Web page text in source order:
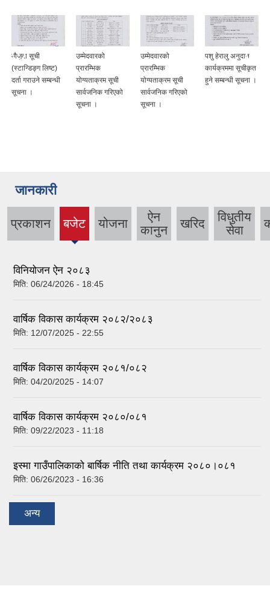
मौजुदा सूची
(स्टान्डिङ्ग लिष्ट)
दर्ता गराउने सम्बन्धी
सूचना ।
उम्मेदवारको
प्रारम्भिक
योग्यताक्रम सूची
सार्वजनिक गरिएको
सूचना ।
उम्मेदवारको
प्रारम्भिक
योग्यताक्रम सूची
सार्वजनिक गरिएको
सूचना ।
पशु हेरालु अनुदान
कार्यक्रममा सूचीकृत
हुने सम्बन्धी सूचना ।
जानकारी
प्रकाशन बजेट
(active
tab)
योजना
ऐन
कानुन
खरिद
विधुतीय
सेवा
विनियोजन ऐन २०८३
मिति: 06/24/2026 - 18:45
वार्षिक विकास कार्यक्रम २०८२/२०८३
मिति: 12/07/2025 - 22:55
वार्षिक विकास कार्यक्रम २०८१/०८२
मिति: 04/20/2025 - 14:07
वार्षिक विकास कार्यक्रम २०८०/०८१
मिति: 09/22/2023 - 11:18
इस्मा गाउँपालिकाको बार्षिक नीति तथा कार्यक्रम २०८०।०८१
मिति: 06/26/2023 - 16:36
अन्य